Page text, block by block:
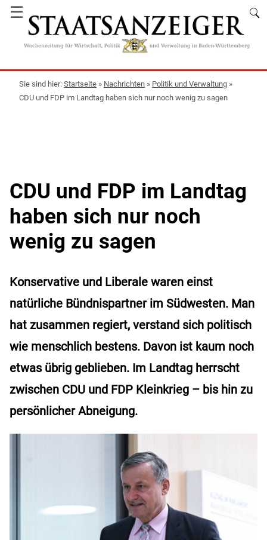
☰
Startseite » Nachrichten » Politik und Verwaltung »
CDU und FDP im Landtag haben sich nur noch wenig zu sagen
CDU und FDP im Landtag
haben sich nur noch
wenig zu sagen
Konservative und Liberale waren einst
natürliche Bündnispartner im Südwesten. Man
hat zusammen regiert, verstand sich politisch
wie menschlich bestens. Davon ist kaum noch
etwas übrig geblieben. Im Landtag herrscht
zwischen CDU und FDP Kleinkrieg – bis hin zu
persönlicher Abneigung.